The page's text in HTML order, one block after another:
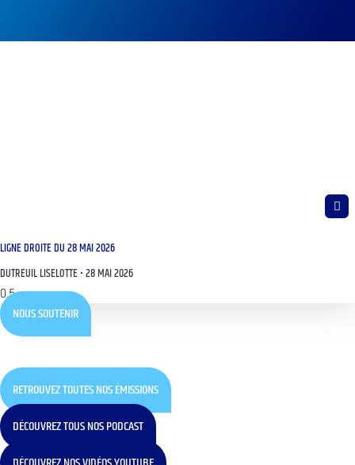
LIGNE DROITE DU 28 MAI 2026
DUTREUIL LISELOTTE 28 MAI 2026
NOUS SOUTENIR
RETROUVEZ TOUTES NOS ÉMISSIONS
DÉCOUVREZ TOUS NOS PODCAST